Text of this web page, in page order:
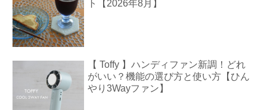
ト【2026年8月】
【 Toffy 】ハンディファン新調！どれ
がいい？機能の選び方と使い方【ひん
やり3Wayファン】